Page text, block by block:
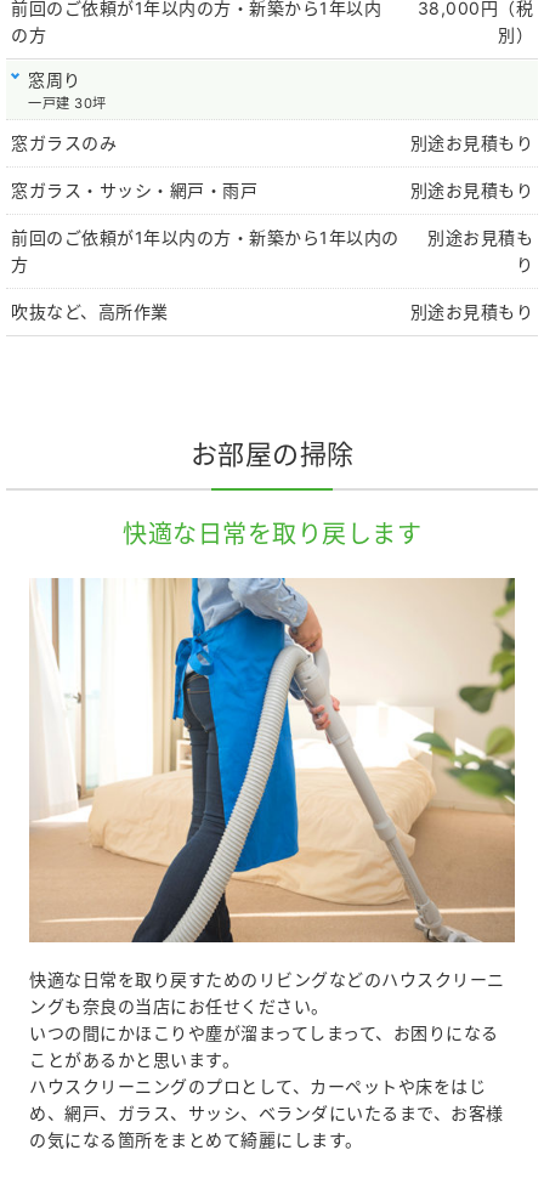
前回のご依頼が1年以内の方・新築から1年以内
の方
38,000円（税
別）
窓周り
一戸建 30坪
窓ガラスのみ 別途お見積もり
窓ガラス・サッシ・網戸・雨戸 別途お見積もり
前回のご依頼が1年以内の方・新築から1年以内の
方
別途お見積も
り
吹抜など、高所作業 別途お見積もり
お部屋の掃除
快適な日常を取り戻します
快適な日常を取り戻すためのリビングなどのハウスクリーニ
ングも奈良の当店にお任せください。
いつの間にかほこりや塵が溜まってしまって、お困りになる
ことがあるかと思います。
ハウスクリーニングのプロとして、カーペットや床をはじ
め、網戸、ガラス、サッシ、ベランダにいたるまで、お客様
の気になる箇所をまとめて綺麗にします。